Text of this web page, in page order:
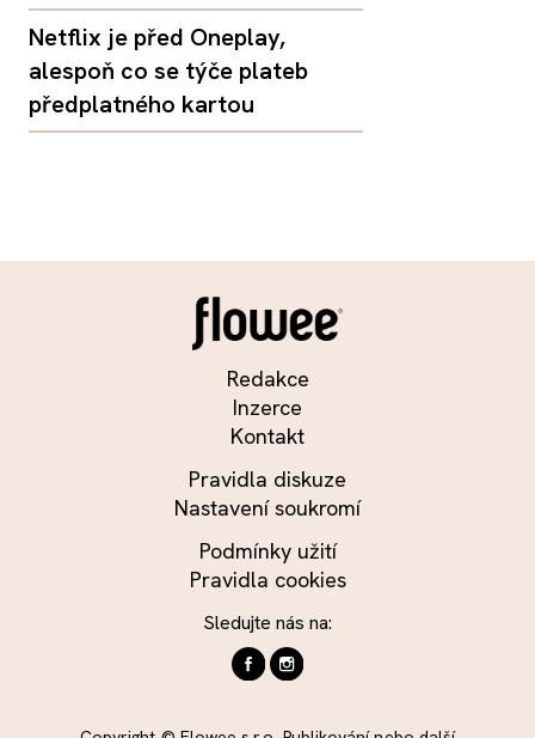
Netflix je před Oneplay,
alespoň co se týče plateb
předplatného kartou
Redakce
Inzerce
Kontakt
Pravidla diskuze
Nastavení soukromí
Podmínky užití
Pravidla cookies
Sledujte nás na: